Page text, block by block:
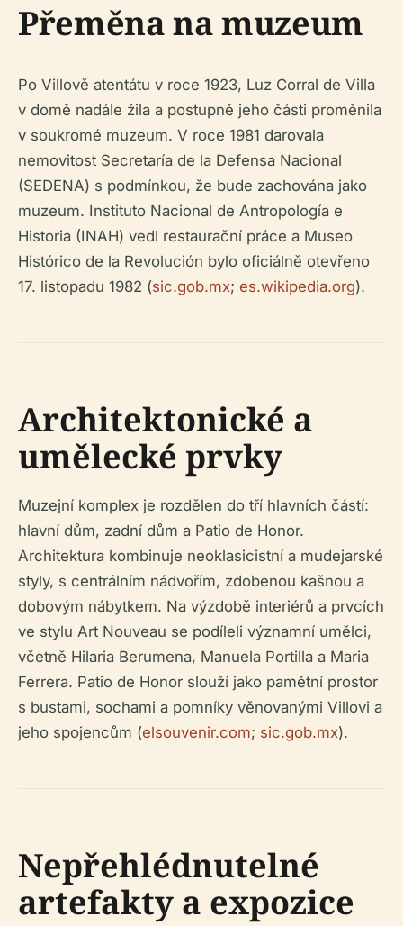
Přeměna na muzeum
Po Villově atentátu v roce 1923, Luz Corral de Villa
v domě nadále žila a postupně jeho části proměnila
v soukromé muzeum. V roce 1981 darovala
nemovitost Secretaría de la Defensa Nacional
(SEDENA) s podmínkou, že bude zachována jako
muzeum. Instituto Nacional de Antropología e
Historia (INAH) vedl restaurační práce a Museo
Histórico de la Revolución bylo oficiálně otevřeno
17. listopadu 1982 (sic.gob.mx; es.wikipedia.org).
Architektonické a
umělecké prvky
Muzejní komplex je rozdělen do tří hlavních částí:
hlavní dům, zadní dům a Patio de Honor.
Architektura kombinuje neoklasicistní a mudejarské
styly, s centrálním nádvořím, zdobenou kašnou a
dobovým nábytkem. Na výzdobě interiérů a prvcích
ve stylu Art Nouveau se podíleli významní umělci,
včetně Hilaria Berumena, Manuela Portilla a Maria
Ferrera. Patio de Honor slouží jako pamětní prostor
s bustami, sochami a pomníky věnovanými Villovi a
jeho spojencům (elsouvenir.com; sic.gob.mx).
Nepřehlédnutelné
artefakty a expozice